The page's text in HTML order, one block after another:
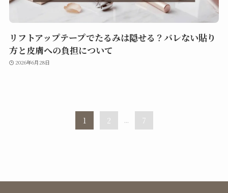
リフトアップテープでたるみは隠せる？バレない貼り
方と皮膚への負担について
2026年6月28日
1 2 ... 7